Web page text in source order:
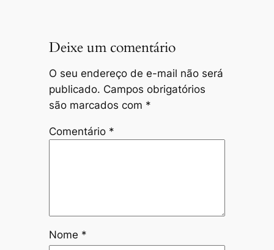
Deixe um comentário
O seu endereço de e-mail não será
publicado. Campos obrigatórios
são marcados com *
Comentário *
Nome *